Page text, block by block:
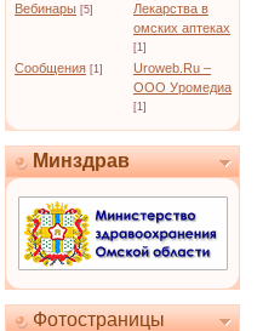
Вебинары [5]
Лекарства в
омских аптеках
[1]
Сообщения [1]
Uroweb.Ru –
ООО Уромедиа
[1]
Минздрав
Фотостраницы